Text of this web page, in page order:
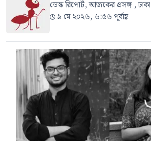
ডেস্ক রিপোর্ট, আজকের প্রসঙ্গ , ঢাকা
৯ মে ২০২৬, ৬:৫৬ পূর্বাহ্ণ